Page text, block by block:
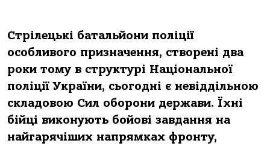
Стрілецькі батальйони поліції
особливого призначення, створені два
роки тому в структурі Національної
поліції України, сьогодні є невіддільною
складовою Сил оборони держави. Їхні
бійці виконують бойові завдання на
найгарячіших напрямках фронту,